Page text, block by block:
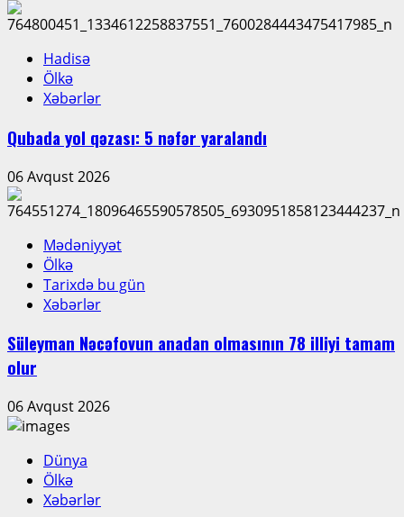
Hadisə
Ölkə
Xəbərlər
Qubada yol qəzası: 5 nəfər yaralandı
06 Avqust 2026
Mədəniyyət
Ölkə
Tarixdə bu gün
Xəbərlər
Süleyman Nəcəfovun anadan olmasının 78 illiyi tamam
olur
06 Avqust 2026
Dünya
Ölkə
Xəbərlər